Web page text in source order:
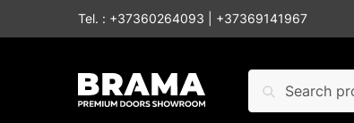
Tel. : +37360264093 +37369141967
Caută